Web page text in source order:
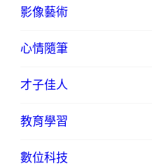
影像藝術
心情隨筆
才子佳人
教育學習
數位科技